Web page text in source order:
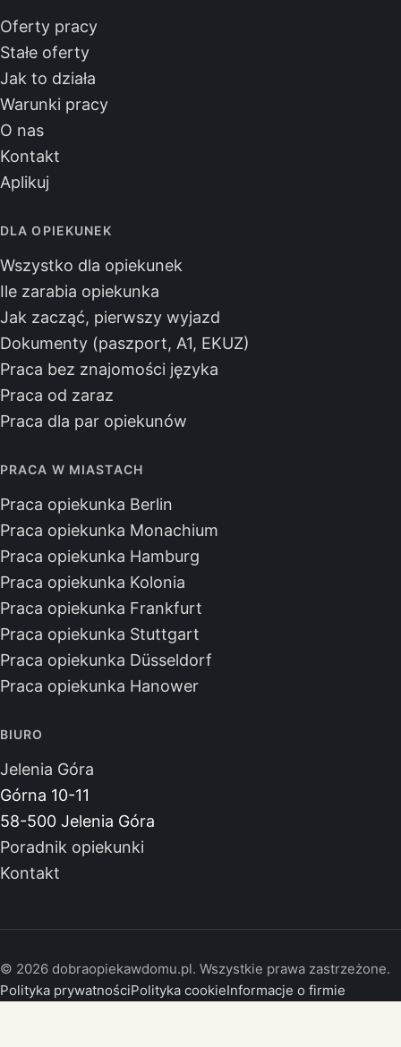
Oferty pracy
Stałe oferty
Jak to działa
Warunki pracy
O nas
Kontakt
Aplikuj
DLA OPIEKUNEK
Wszystko dla opiekunek
Ile zarabia opiekunka
Jak zacząć, pierwszy wyjazd
Dokumenty (paszport, A1, EKUZ)
Praca bez znajomości języka
Praca od zaraz
Praca dla par opiekunów
PRACA W MIASTACH
Praca opiekunka Berlin
Praca opiekunka Monachium
Praca opiekunka Hamburg
Praca opiekunka Kolonia
Praca opiekunka Frankfurt
Praca opiekunka Stuttgart
Praca opiekunka Düsseldorf
Praca opiekunka Hanower
BIURO
Jelenia Góra
Górna 10-11
58-500 Jelenia Góra
Poradnik opiekunki
Kontakt
© 2026 dobraopiekawdomu.pl. Wszystkie prawa zastrzeżone.
Polityka prywatnościPolityka cookieInformacje o firmie